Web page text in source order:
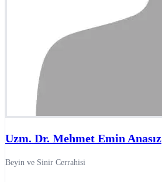
Uzm. Dr. Mehmet Emin Anasız
Beyin ve Sinir Cerrahisi